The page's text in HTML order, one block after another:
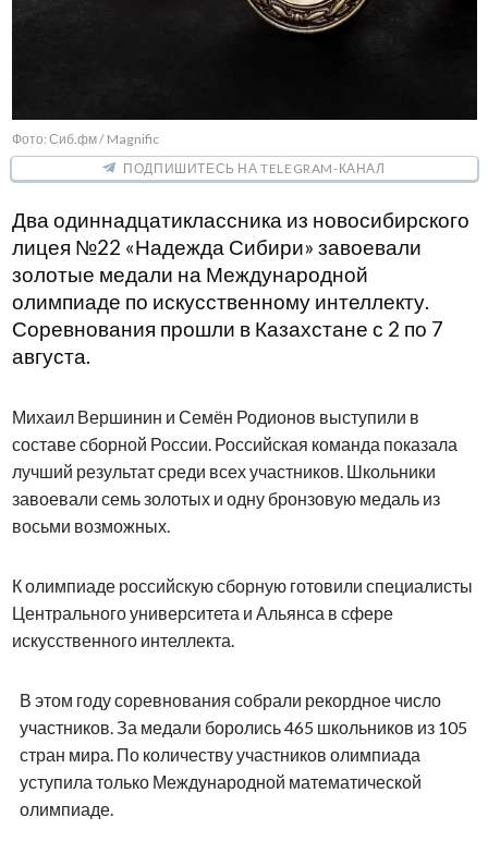
Фото: Сиб.фм / Magnific
ПОДПИШИТЕСЬ НА TELEGRAM-КАНАЛ
Два одиннадцатиклассника из новосибирского
лицея №22 «Надежда Сибири» завоевали
золотые медали на Международной
олимпиаде по искусственному интеллекту.
Соревнования прошли в Казахстане с 2 по 7
августа.
Михаил Вершинин и Семён Родионов выступили в
составе сборной России. Российская команда показала
лучший результат среди всех участников. Школьники
завоевали семь золотых и одну бронзовую медаль из
восьми возможных.
К олимпиаде российскую сборную готовили специалисты
Центрального университета и Альянса в сфере
искусственного интеллекта.
В этом году соревнования собрали рекордное число
участников. За медали боролись 465 школьников из 105
стран мира. По количеству участников олимпиада
уступила только Международной математической
олимпиаде.